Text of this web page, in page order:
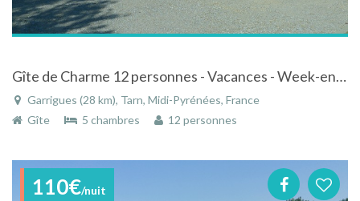
Gîte de Charme 12 personnes - Vacances - Week-end - Événements à Garrigues Tarn
Garrigues (28 km), Tarn, Midi-Pyrénées, France
Gîte
5 chambres 12 personnes
110€/nuit